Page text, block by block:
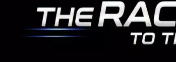
Gartner Magic Quadrant ที่เพิ่งเผยแพร่เมื่อเร็
Integration Tools เดือนสิงหาคม 2020 และ
Learning Platform เดือนมีนาคม 2021